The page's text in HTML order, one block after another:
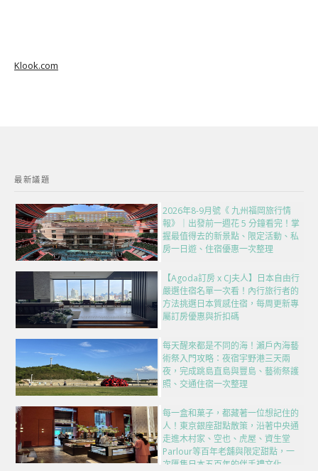
Klook.com
最新議題
2026年8-9月號《 九州福岡旅行情
報》｜出發前一週花 5 分鐘看完！掌
握最值得去的新景點、限定活動、私
房一日遊、住宿優惠一次整理
【Agoda訂房 x CJ夫人】日本自由行
嚴選住宿名單一次看！內行旅行者的
方法挑選日本質感住宿，每周更新專
屬訂房優惠與折扣碼
每天醒來都是不同的海！瀨戶內海藝
術祭入門攻略：夜宿宇野港三天兩
夜，完成跳島直島與豐島、藝術祭護
照、交通住宿一次整理
每一盒和菓子，都藏著一位想記住的
人！東京銀座甜點散策，沿著中央通
走進木村家、空也、虎屋、資生堂
Parlour等百年老舖與限定甜點，一
次匯集日本五百年的伴手禮文化